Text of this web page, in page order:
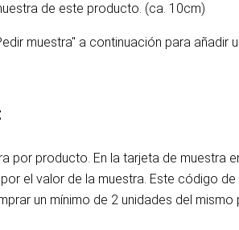
de este producto. (ca. 10cm)
muestra" a continuación para añadir
por producto. En la tarjeta de muestra
el valor de la muestra. Este código
un mínimo de 2 unidades del